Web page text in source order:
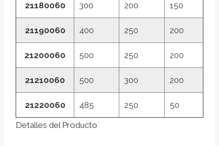
21180060 300 200 150
21190060 400 250 200
21200060 500 250 200
21210060 500 300 200
21220060 485 250 50
Detalles del Producto